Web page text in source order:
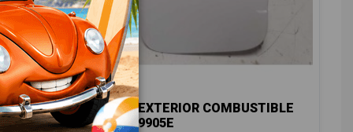
TAPA EXTERIOR COMBUSTIBLE
8E0809905E